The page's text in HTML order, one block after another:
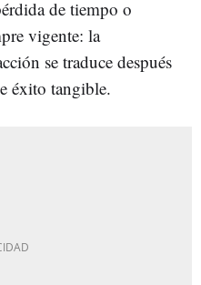
de tiempo o
vigente: la
se traduce después
éxito tangible.